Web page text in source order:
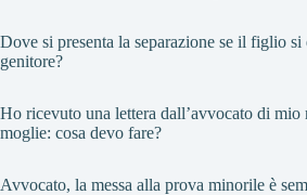
Dove si presenta la separazione se il figlio si
genitore?
Ho ricevuto una lettera dall’avvocato di mio
moglie: cosa devo fare?
Avvocato, la messa alla prova minorile è